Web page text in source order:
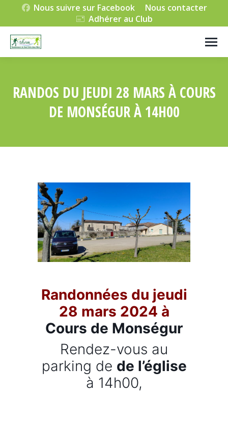
Nous suivre sur Facebook
Nous contacter
Adhérer au Club
RANDOS DU JEUDI 28 MARS À COURS
DE MONSÉGUR À 14H00
Randonnées du jeudi
28 mars 2024 à
Cours de Monségur
Rendez-vous au
parking de de l’église
à 14h00,